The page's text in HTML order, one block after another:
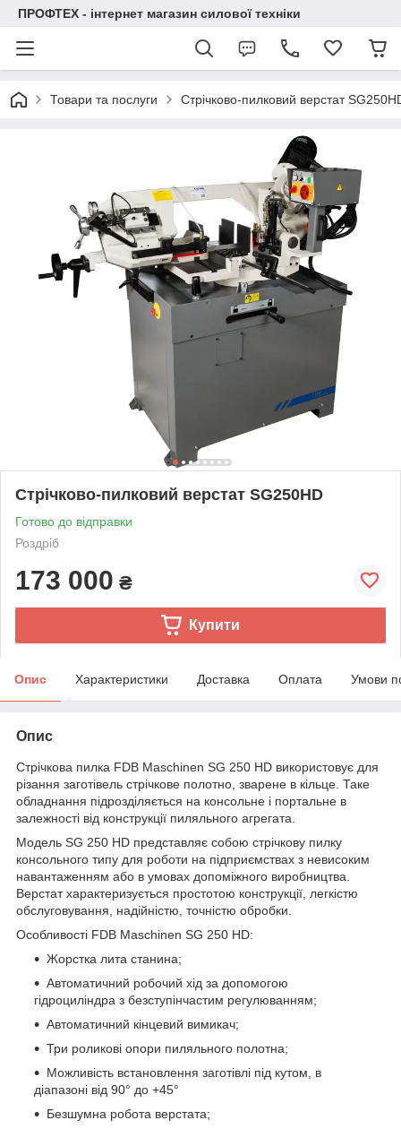
ПРОФТЕХ - інтернет магазин силової техніки
Товари та послуги Стрічково-пилковий верстат
Стрічково-пилковий верстат SG250HD
Готово до відправки
Роздріб
173 000 ₴
Купити
Опис Характеристики Доставка Оплата Умови
Опис
Стрічкова пилка FDB Maschinen SG 250 HD використовує для
різання заготівель стрічкове полотно, зварене в кільце. Таке
обладнання підрозділяється на консольне і портальне в
залежності від конструкції пиляльного агрегата.
Модель SG 250 HD представляє собою стрічкову пилку
консольного типу для роботи на підприємствах з невисоким
навантаженням або в умовах допоміжного виробництва.
Верстат характеризується простотою конструкції, легкістю
обслуговування, надійністю, точністю обробки.
Особливості FDB Maschinen SG 250 HD:
Жорстка лита станина;
Автоматичний робочий хід за допомогою
гідроциліндра з безступінчастим регулюванням;
Автоматичний кінцевий вимикач;
Три роликові опори пиляльного полотна;
Можливість встановлення заготівлі під кутом, в
діапазоні від 90° до +45°
Безшумна робота верстата;